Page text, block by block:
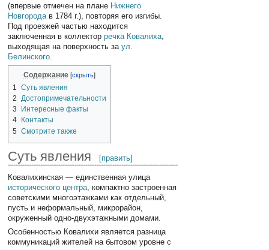
(впервые отмечен на плане Нижнего
Новгорода в 1784 г.), повторяя его изгибы.
Под проезжей частью находится
заключенная в коллекторречка Ковалиха
выходящая на поверхность заул.
Белинского
Содержание
1
Суть явления
2
Достопримечательности
3
Интересные факты
4
Контакты
5 Смотрите также
Суть явления [править]
Ковалихинская — единственная улица
исторического центра, компактно застроенная
советскими многоэтажками как отдельный,
пусть и неформальный, микрорайон,
окруженный одно-двухэтажными домами.
Особенностью Ковалихи является разница
коммуникаций жителей на бытовом уровне с